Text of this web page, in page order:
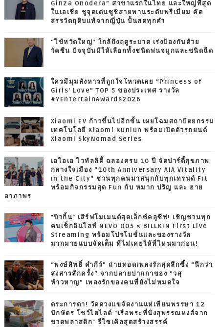
Ginza Onodera” สาขาแรกในไทย และใหญ่ที่สุด
ในเอเชีย ชูจุดเด่นซูชิสายพานระดับพรีเมียม คัด
สรรวัตถุดิบแท้จากญี่ปุ่น ปั้นสดทุกคำ
“ไข้หวัดใหญ่” ใกล้ถึงฤดูระบาด เร่งป้องกันด้วย
วัคซีน ปัจจุบันมีให้เลือกทั้งชนิดพ่นจมูกและชนิดฉีด
ใครมีมุมสังหารที่ถูกใจโหวตเลย “Princess of
Girls' Love” TOP 5 ของประเทศ รางวัล
#YEntertainAwards2026
Xiaomi EV ก้าวขึ้นไปอีกขั้น เผยโฉมสถาปัตยกรรม
เทคโนโลยี Xiaomi Kunlun พร้อมเปิดตัวรถยนต์
Xiaomi SkyNomad Series
เอไอเอ ไวทัลลิตี้ ฉลองครบ 10 ปี จัดปาร์ตี้สุขภาพ
กลางใจเมือง “10th Anniversary AIA Vitality
in the City” ชวนทุกคนมาสนุกกับทุกเทรนด์ Fit
พร้อมกิจกรรมสุด Fun กับ หมาก ปริญ และ ฮาย
อาภาพร
"บิวกิ้น" เสิร์ฟโมเมนต์สุดเอ็กซ์คลูซีฟ! เชิญชวนทุก
คนเช็กอินไลฟ์ NEVO Q05 × BILLKIN First Live
Streaming พร้อมโปรโมชั่นและของรางวัล
มากมายแบบจัดเต็ม ที่ไม่เคยให้ที่ไหนมาก่อน!
“พงษ์สิทธิ์ คำภีร์” ถ่ายทอดเพลงรักสุดลึกซึ้ง “นึกว่า
สงสารสักครั้ง” จากปลายปากกาของ “วสุ
ห้าวหาญ” เพลงรักของคนที่ยังไม่หมดใจ
ตระการตา! วัดดวงแขจัดงานแห่เทียนพรรษา 12
นักษัตร โชว์ไฮไลต์ "เรือพระที่นั่งสุพรรณหงส์จาก
ขวดพลาสติก" รีไซเคิลสุดสร้างสรรค์